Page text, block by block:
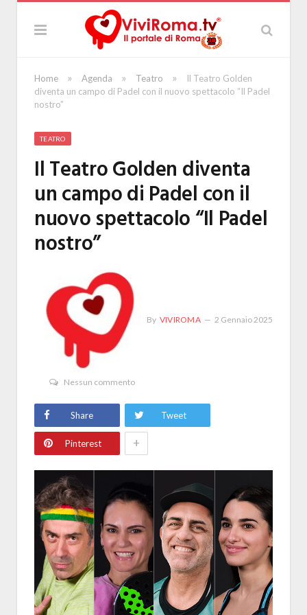
Home » Agenda » Teatro »
Il Teatro Golden
diventa un campo di Padel con il nuovo spettacolo “Il Padel
nostro”
TEATRO
Il Teatro Golden diventa
un campo di Padel con il
nuovo spettacolo “Il Padel
nostro”
By VIVIROMA 2 Gennaio 2025
Nessun commento
Share Tweet
Pinterest +